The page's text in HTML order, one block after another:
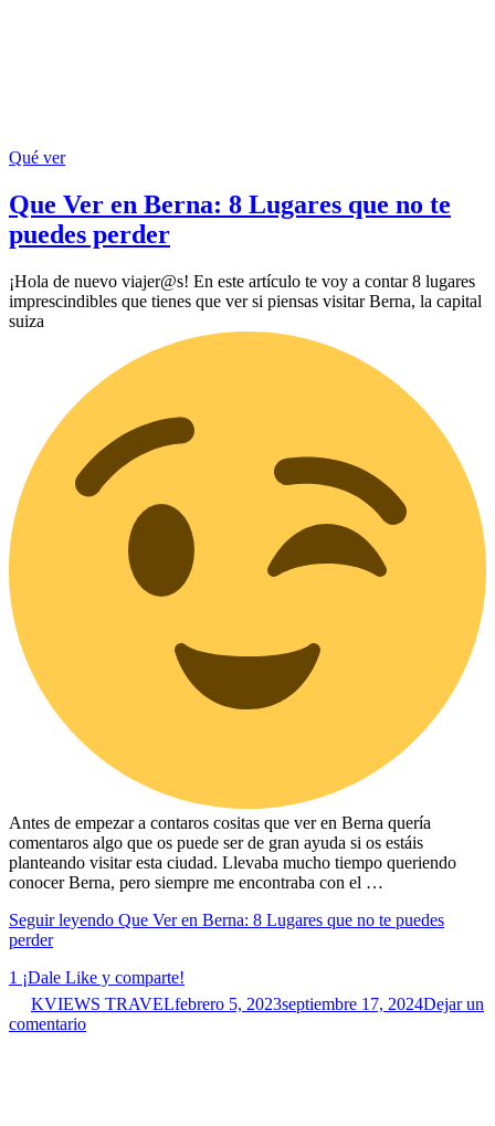
Qué ver
Que Ver en Berna: 8 Lugares que no te
puedes perder
¡Hola de nuevo viajer@s! En este artículo te voy a contar 8 lugares
imprescindibles que tienes que ver si piensas visitar Berna, la capital
suiza
Antes de empezar a contaros cositas que ver en Berna quería
comentaros algo que os puede ser de gran ayuda si os estáis
planteando visitar esta ciudad. Llevaba mucho tiempo queriendo
conocer Berna, pero siempre me encontraba con el …
Seguir leyendo Que Ver en Berna: 8 Lugares que no te puedes
perder
1 ¡Dale Like y comparte!
KVIEWS TRAVELfebrero 5, 2023septiembre 17, 2024Dejar un
comentario